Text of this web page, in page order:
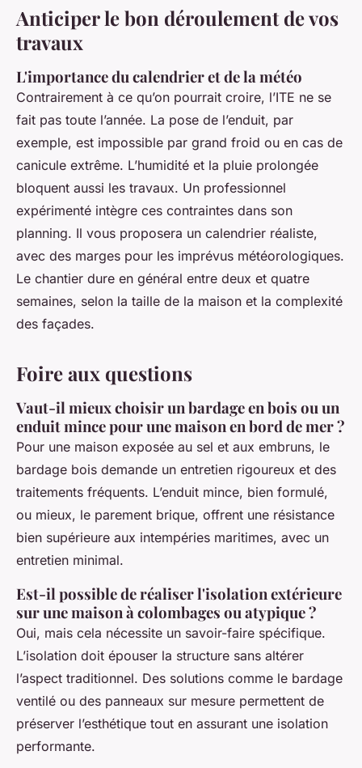
Anticiper le bon déroulement de vos
travaux
L'importance du calendrier et de la météo
Contrairement à ce qu’on pourrait croire, l’ITE ne se
fait pas toute l’année. La pose de l’enduit, par
exemple, est impossible par grand froid ou en cas de
canicule extrême. L’humidité et la pluie prolongée
bloquent aussi les travaux. Un professionnel
expérimenté intègre ces contraintes dans son
planning. Il vous proposera un calendrier réaliste,
avec des marges pour les imprévus météorologiques.
Le chantier dure en général entre deux et quatre
semaines, selon la taille de la maison et la complexité
des façades.
Foire aux questions
Vaut-il mieux choisir un bardage en bois ou un
enduit mince pour une maison en bord de mer ?
Pour une maison exposée au sel et aux embruns, le
bardage bois demande un entretien rigoureux et des
traitements fréquents. L’enduit mince, bien formulé,
ou mieux, le parement brique, offrent une résistance
bien supérieure aux intempéries maritimes, avec un
entretien minimal.
Est-il possible de réaliser l'isolation extérieure
sur une maison à colombages ou atypique ?
Oui, mais cela nécessite un savoir-faire spécifique.
L’isolation doit épouser la structure sans altérer
l’aspect traditionnel. Des solutions comme le bardage
ventilé ou des panneaux sur mesure permettent de
préserver l’esthétique tout en assurant une isolation
performante.